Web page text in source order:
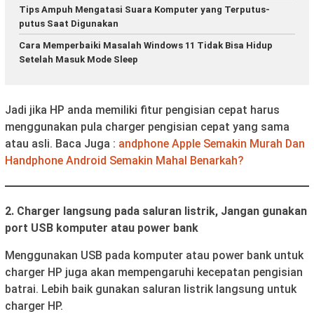
Tips Ampuh Mengatasi Suara Komputer yang Terputus-
putus Saat Digunakan
Cara Memperbaiki Masalah Windows 11 Tidak Bisa Hidup
Setelah Masuk Mode Sleep
Jadi jika HP anda memiliki fitur pengisian cepat harus
menggunakan pula charger pengisian cepat yang sama
atau asli. Baca Juga : andphone Apple Semakin Murah Dan
Handphone Android Semakin Mahal Benarkah?
2. Charger langsung pada saluran listrik, Jangan gunakan
port USB komputer atau power bank
Menggunakan USB pada komputer atau power bank untuk
charger HP juga akan mempengaruhi kecepatan pengisian
batrai. Lebih baik gunakan saluran listrik langsung untuk
charger HP.